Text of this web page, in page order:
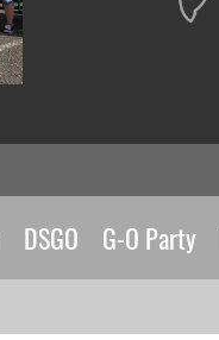
DSGO G-O Party